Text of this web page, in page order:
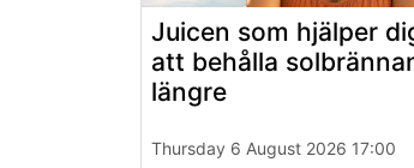
Juicen som hjälper
att behålla
längre
Thursday 6 August 2026 17:00